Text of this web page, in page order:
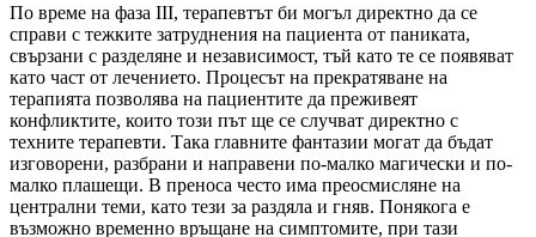
По време на фаза III, терапевтът би могъл директно да се
справи с тежките затруднения на пациента от паниката,
свързани с разделяне и независимост, тъй като те се появяват
като част от лечението. Процесът на прекратяване на
терапията позволява на пациентите да преживеят
конфликтите, които този път ще се случват директно с
техните терапевти. Така главните фантазии могат да бъдат
изговорени, разбрани и направени по-малко магически и по-
малко плашещи. В преноса често има преосмисляне на
централни теми, като тези за раздяла и гняв. Понякога е
възможно временно връщане на симптомите, при тази